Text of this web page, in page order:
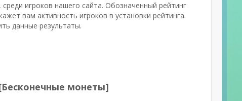
игроков нашего сайта. Обозначенный рейтинг
вам активность игроков в установки рейтинга.
данные результаты.
монеты]